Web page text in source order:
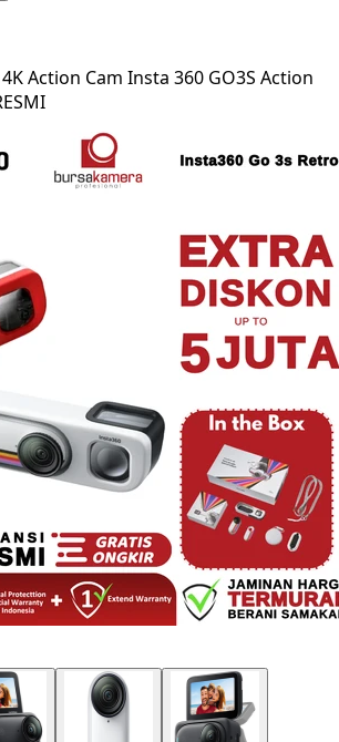
Action Cam Insta 360 GO3S Action